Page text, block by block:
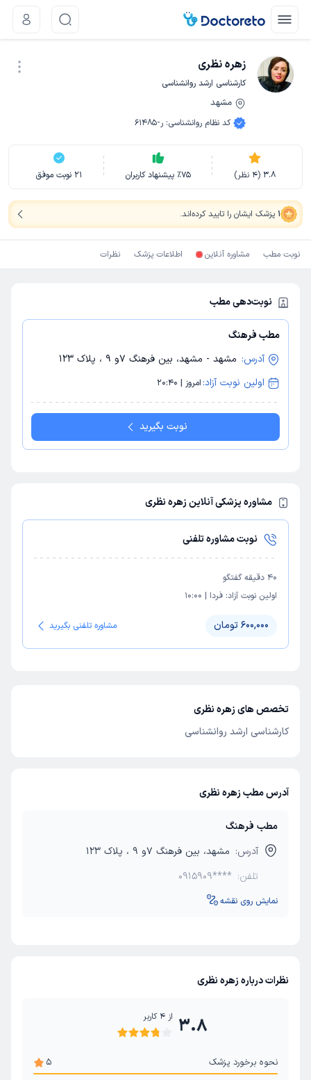
زهره نظری
کارشناسی ارشد روانشناسی
مشهد
کد نظام روانشناسی: ر-61485
3.8
(
4 نظر) ٪75 پیشنهاد کاربران 21 نوبت موفق
1 پزشک ایشان را تایید کرده‌اند.
نوبت مطب مشاوره آنلاین اطلاعات پزشک نظرات
نوبت‌دهی مطب
مطب فرهنگ
آدرس: مشهد - مشهد، بین فرهنگ 7و 9 ، پلاک 123
اولین نوبت آزاد: امروز | 20:40
نوبت بگیرید
مشاوره پزشکی آنلاین زهره نظری
نوبت مشاوره تلفنی
40 دقیقه گفتگو
اولین نوبت آزاد: فردا |
10:00
600,000 تومان مشاوره تلفنی بگیرید
تخصص های زهره نظری
کارشناسی ارشد روانشناسی
آدرس مطب زهره نظری
مطب فرهنگ
آدرس: مشهد، بین فرهنگ 7و 9 ، پلاک 123
تلفن: 0915909****
نمایش روی نقشه
نظرات درباره زهره نظری
3.8 از 4 کاربر
نحوه برخورد پزشک 5